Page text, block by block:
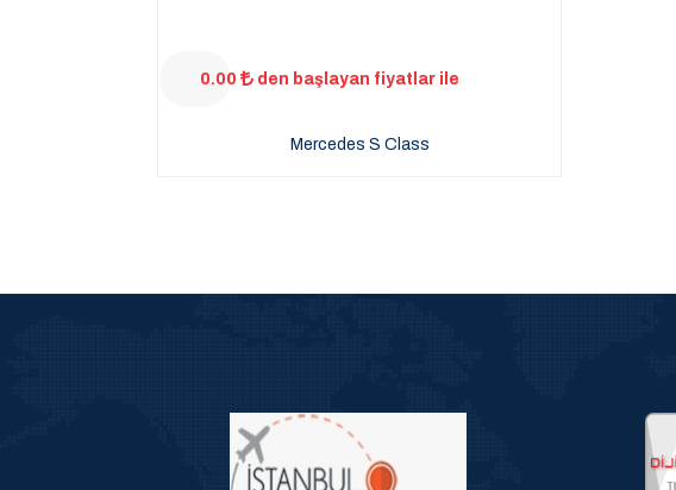
0.00 den başlayan fiyatlar ile
Mercedes S Class